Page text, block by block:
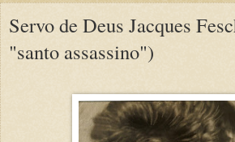
Servo de Deus Jacques
"santo assassino")